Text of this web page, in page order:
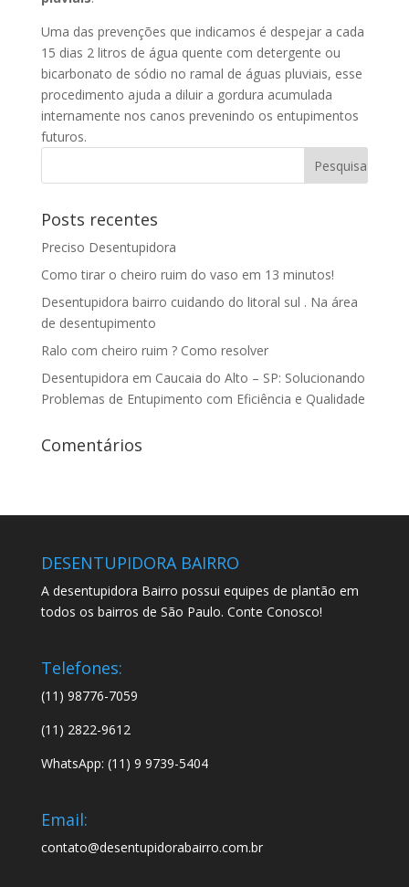
Uma das prevenções que indicamos é despejar a cada
15 dias 2 litros de água quente com detergente ou
bicarbonato de sódio no ramal de águas pluviais, esse
procedimento ajuda a diluir a gordura acumulada
internamente nos canos prevenindo os entupimentos
futuros.
Posts recentes
Preciso Desentupidora
Como tirar o cheiro ruim do vaso em 13 minutos!
Desentupidora bairro cuidando do litoral sul . Na área
de desentupimento
Ralo com cheiro ruim ? Como resolver
Desentupidora em Caucaia do Alto – SP: Solucionando
Problemas de Entupimento com Eficiência e Qualidade
Comentários
DESENTUPIDORA BAIRRO
A desentupidora Bairro possui equipes de plantão em
todos os bairros de São Paulo. Conte Conosco!
Telefones:
(11) 98776-7059
(11) 2822-9612
WhatsApp: (11) 9 9739-5404
Email:
contato@desentupidorabairro.com.br